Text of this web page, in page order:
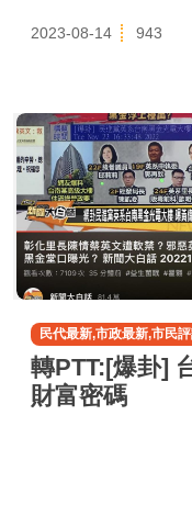
2023-08-14 943
民代最新,市政最新,市民
轉PTT:[爆卦]
財富密碼